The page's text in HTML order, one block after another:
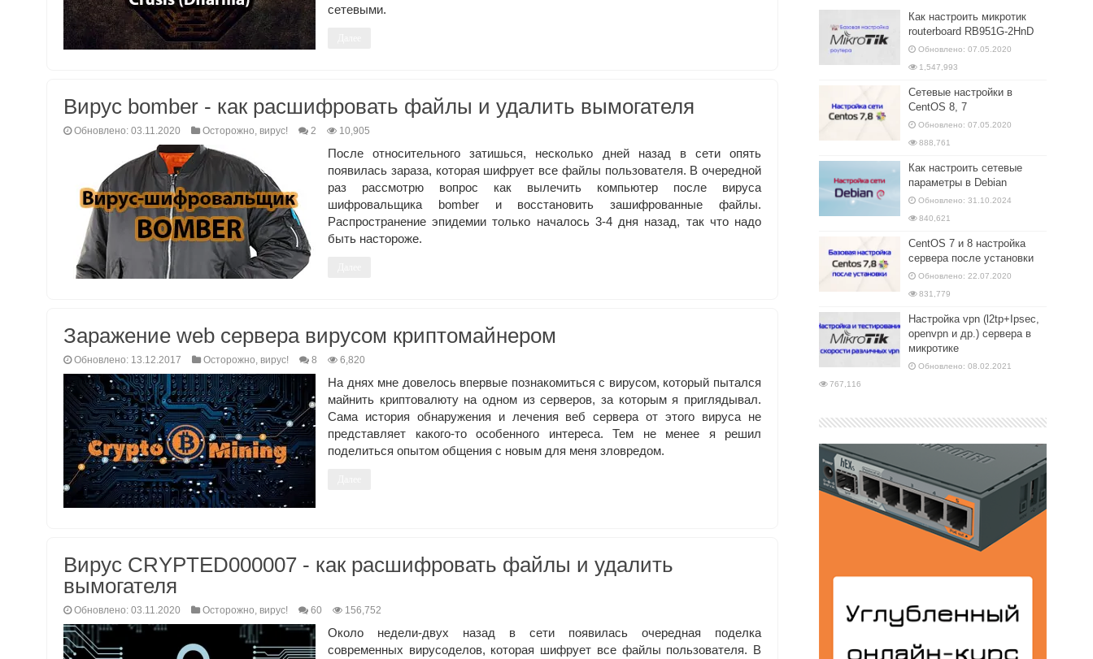
сетевыми.
Вирус bomber - как расшифровать файлы и удалить вымогателя
Обновлено: 03.11.2020 Осторожно, вирус! 2 10,905
После относительного затишься, несколько дней назад в сети опять
появилась зараза, которая шифрует все файлы пользователя. В очередной
раз рассмотрю вопрос как вылечить компьютер после вируса
шифровальщика bomber и восстановить зашифрованные файлы.
Распространение эпидемии только началось 3-4 дня назад, так что надо
быть настороже.
Заражение web сервера вирусом криптомайнером
Обновлено: 13.12.2017 Осторожно, вирус! 8 6,820
На днях мне довелось впервые познакомиться с вирусом, который пытался
майнить криптовалюту на одном из серверов, за которым я приглядывал.
Сама история обнаружения и лечения веб сервера от этого вируса не
представляет какого-то особенного интереса. Тем не менее я решил
поделиться опытом общения с новым для меня зловредом.
Вирус CRYPTED000007 - как расшифровать файлы и удалить
вымогателя
Обновлено: 03.11.2020 Осторожно, вирус! 60 156,752
Около недели-двух назад в сети появилась очередная поделка
современных вирусоделов, которая шифрует все файлы пользователя. В
Как настроить микротик
routerboard RB951G-2HnD
Обновлено: 07.05.2020
1,547,993
Сетевые настройки в
CentOS 8, 7
Обновлено: 07.05.2020
888,761
Как настроить сетевые
параметры в Debian
Обновлено: 31.10.2024
840,621
CentOS 7 и 8 настройка
сервера после установки
Обновлено: 22.07.2020
831,779
Настройка vpn (l2tp+Ipsec,
openvpn и др.) сервера в
микротике
Обновлено: 08.02.2021
767,116